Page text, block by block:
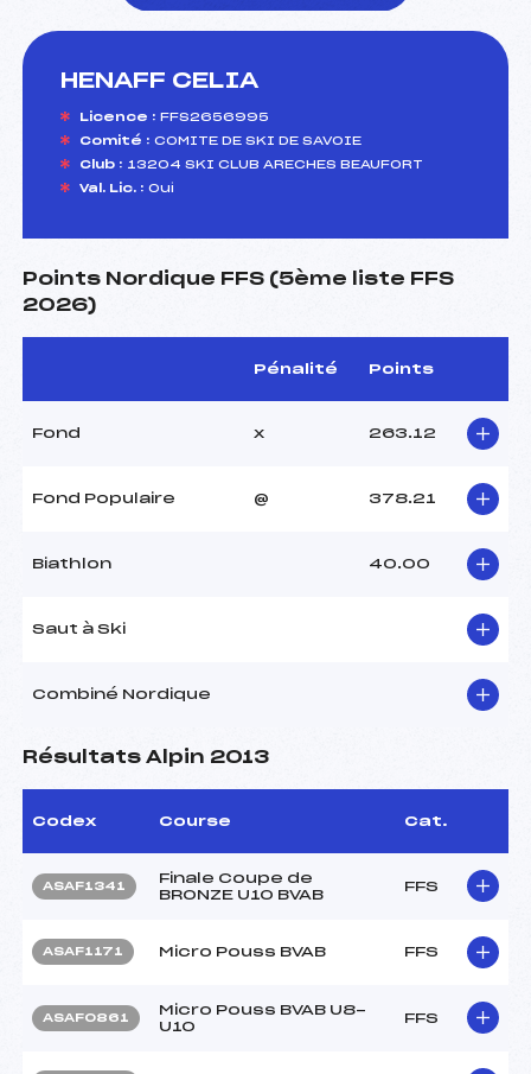
HENAFF CELIA
Licence : FFS2656995
Comité : COMITE DE SKI DE SAVOIE
Club : 13204 SKI CLUB ARECHES BEAUFORT
Val. Lic. : Oui
Points Nordique FFS (5ème liste FFS
2026)
Pénalité Points
Fond x 263.12
Fond Populaire @ 378.21
Biathlon 40.00
Saut à Ski
Combiné Nordique
Résultats Alpin 2013
Codex Course Cat.
ASAF1341
Finale Coupe de
BRONZE U10 BVAB
FFS
ASAF1171 Micro Pouss BVAB FFS
ASAF0861
Micro Pouss BVAB U8-
U10
FFS